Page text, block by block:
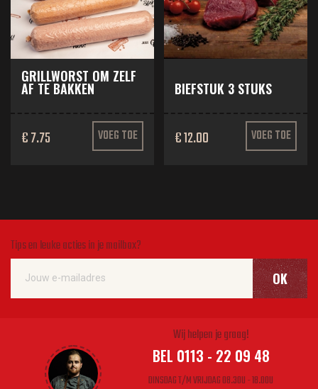
GRILLWORST OM ZELF
AF TE BAKKEN
€ 7.75 VOEG TOE
BIEFSTUK 3 STUKS
€ 12.00 VOEG TOE
Tips en leuke acties in je mailbox?
OK
Wij helpen je graag!
BEL 0113 - 22 09 48
DINSDAG T/M VRIJDAG 08.30U - 18.00U